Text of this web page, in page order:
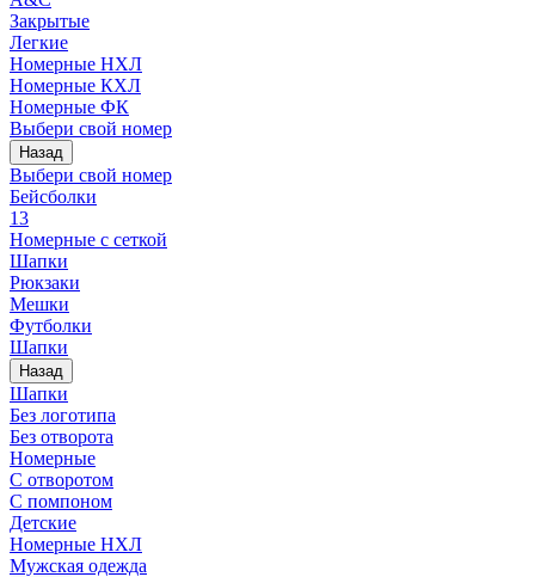
Закрытые
Легкие
Номерные НХЛ
Номерные КХЛ
Номерные ФК
Выбери свой номер
Назад
Выбери свой номер
Бейсболки
13
Номерные с сеткой
Шапки
Рюкзаки
Мешки
Футболки
Шапки
Назад
Шапки
Без логотипа
Без отворота
Номерные
С отворотом
С помпоном
Детские
Номерные НХЛ
Мужская одежда